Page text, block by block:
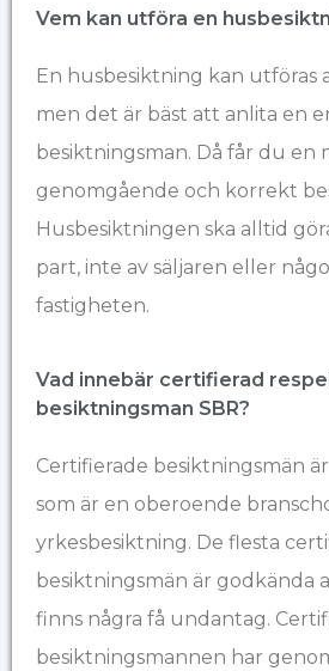
Vem kan utföra en
En husbesiktning kan utföras
men det är bäst att anlita en
besiktningsman. Då får du en
genomgående och korrekt
Husbesiktningen ska alltid
part, inte av säljaren eller
fastigheten.
Vad innebär certifierad
besiktningsman SBR?
Certifierade besiktningsmän
som är en oberoende
yrkesbesiktning. De flesta
besiktningsmän är godkända
finns några få undantag.
besiktningsmannen har